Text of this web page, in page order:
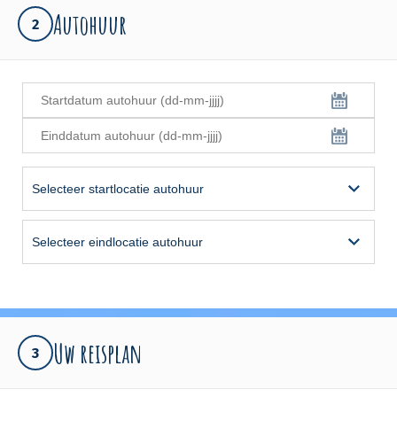
2 Autohuur
3 Uw reisplan